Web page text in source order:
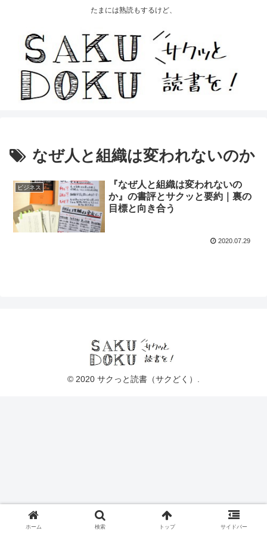
たまには熟読もするけど、
なぜ人と組織は変われないのか
ビジネス
『なぜ人と組織は変われないの
か』の書評とサクッと要約｜裏の
目標と向き合う
2020.07.29
© 2020 サクっと読書（サクどく）.
ホーム 検索 トップ サイドバー